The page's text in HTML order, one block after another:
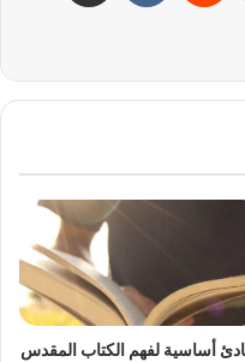
أساسية لفهم الكتاب المقدس